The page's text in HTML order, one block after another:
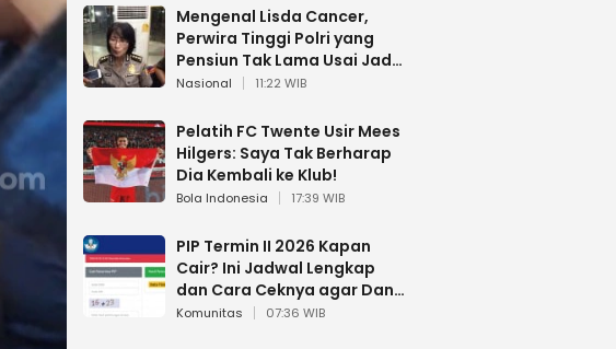
Mengenal Lisda Cancer,
Perwira Tinggi Polri yang
Pensiun Tak Lama Usai Jadi
Brigjen
Nasional 11:22 WIB
Pelatih FC Twente Usir Mees
Hilgers: Saya Tak Berharap
Dia Kembali ke Klub!
Bola Indonesia 17:39 WIB
PIP Termin II 2026 Kapan
Cair? Ini Jadwal Lengkap
dan Cara Ceknya agar Dana
Tidak Hangus!
Komunitas 07:36 WIB